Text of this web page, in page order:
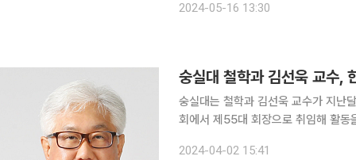
법무법인 도담 대표변호사는 발제를
2024-05-16 13:30
숭실대 철학과 김선욱 교수,
숭실대는 철학과 김선욱 교수가 지난
회에서 제55대 회장으로 취임해 활동
는 시대 비판의 임무가 점차 증가하고
2024-04-02 15:41